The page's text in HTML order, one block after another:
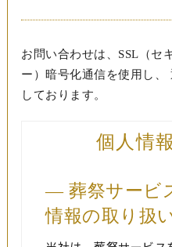
お問い合わせは、SSL（セ
ー）暗号化通信を使用し、
しております。